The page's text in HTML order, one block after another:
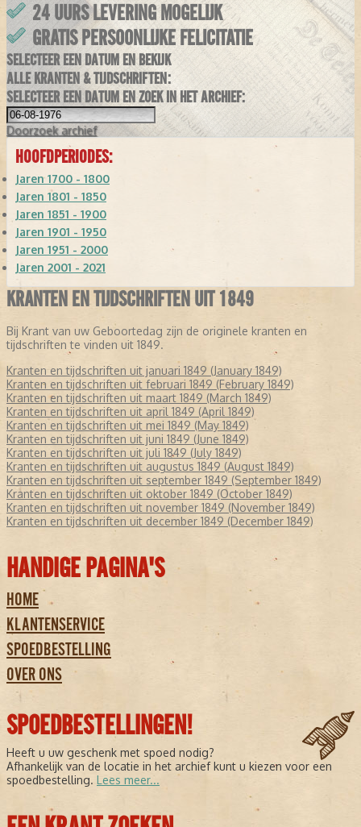
24 UURS LEVERING MOGELIJK
GRATIS PERSOONLIJKE FELICITATIE
SELECTEER EEN DATUM EN BEKIJK
ALLE KRANTEN & TIJDSCHRIFTEN:
SELECTEER EEN DATUM EN ZOEK IN HET ARCHIEF:
Doorzoek archief
HOOFDPERIODES:
Jaren 1700 - 1800
Jaren 1801 - 1850
Jaren 1851 - 1900
Jaren 1901 - 1950
Jaren 1951 - 2000
Jaren 2001 - 2021
KRANTEN EN TIJDSCHRIFTEN UIT 1849
Bij Krant van uw Geboortedag zijn de originele kranten en
tijdschriften te vinden uit 1849.
Kranten en tijdschriften uit januari 1849 (January 1849)
Kranten en tijdschriften uit februari 1849 (February 1849)
Kranten en tijdschriften uit maart 1849 (March 1849)
Kranten en tijdschriften uit april 1849 (April 1849)
Kranten en tijdschriften uit mei 1849 (May 1849)
Kranten en tijdschriften uit juni 1849 (June 1849)
Kranten en tijdschriften uit juli 1849 (July 1849)
Kranten en tijdschriften uit augustus 1849 (August 1849)
Kranten en tijdschriften uit september 1849 (September 1849)
Kranten en tijdschriften uit oktober 1849 (October 1849)
Kranten en tijdschriften uit november 1849 (November 1849)
Kranten en tijdschriften uit december 1849 (December 1849)
HANDIGE PAGINA'S
HOME
KLANTENSERVICE
SPOEDBESTELLING
OVER ONS
SPOEDBESTELLINGEN!
Heeft u uw geschenk met spoed nodig?
Afhankelijk van de locatie in het archief kunt u kiezen voor een
spoedbestelling. Lees meer...